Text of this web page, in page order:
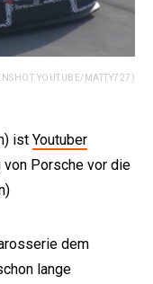
YOUTUBE/MATTY727)
ist Youtuber
Porsche vor die
dem
lange